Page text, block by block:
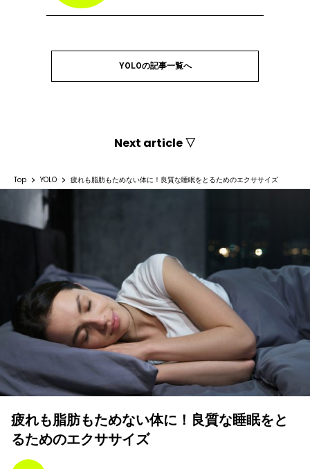
YOLOの記事一覧へ
Next article ▽
Top YOLO 疲れも脂肪もためない体に！良質な睡眠をとるためのエクササイズ
疲れも脂肪もためない体に！良質な睡眠をと
るためのエクササイズ